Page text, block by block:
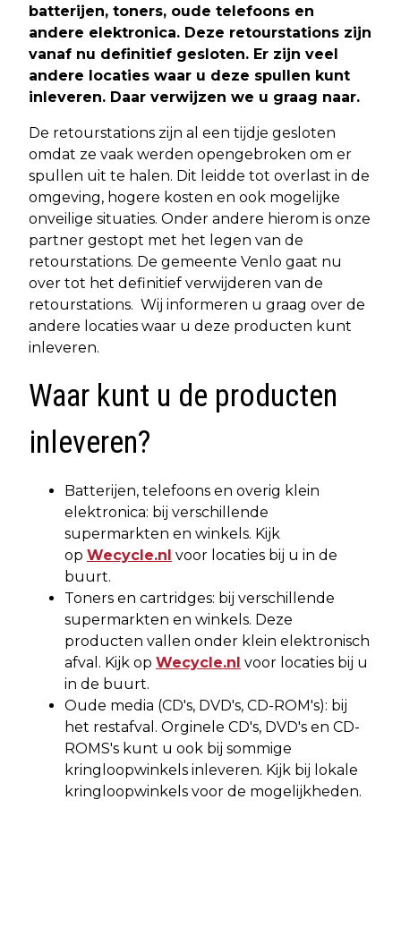
batterijen, toners, oude telefoons en
andere elektronica. Deze retourstations zijn
vanaf nu definitief gesloten. Er zijn veel
andere locaties waar u deze spullen kunt
inleveren. Daar verwijzen we u graag naar.
De retourstations zijn al een tijdje gesloten
omdat ze vaak werden opengebroken om er
spullen uit te halen. Dit leidde tot overlast in de
omgeving, hogere kosten en ook mogelijke
onveilige situaties. Onder andere hierom is onze
partner gestopt met het legen van de
retourstations. De gemeente Venlo gaat nu
over tot het definitief verwijderen van de
retourstations. Wij informeren u graag over de
andere locaties waar u deze producten kunt
inleveren.
Waar kunt u de producten
inleveren?
Batterijen, telefoons en overig klein
elektronica: bij verschillende
supermarkten en winkels. Kijk
op Wecycle.nl voor locaties bij u in de
buurt.
Toners en cartridges: bij verschillende
supermarkten en winkels. Deze
producten vallen onder klein elektronisch
afval. Kijk op Wecycle.nl voor locaties bij u
in de buurt.
Oude media (CD's, DVD's, CD-ROM's): bij
het restafval. Orginele CD's, DVD's en CD-
ROMS's kunt u ook bij sommige
kringloopwinkels inleveren. Kijk bij lokale
kringloopwinkels voor de mogelijkheden.